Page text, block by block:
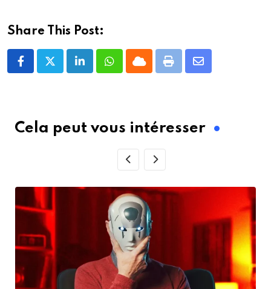
Share This Post:
LinkedInWhatsappCloudPrint
Share
Cela peut vous intéresser